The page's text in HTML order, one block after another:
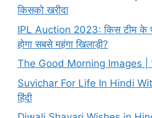
किसको खरीदा
IPL Auction 2023: किस टीम के
होगा सबसे महंगा खिलाड़ी?
The Good Morning Images |
Suvichar For Life In Hindi
हिंदी